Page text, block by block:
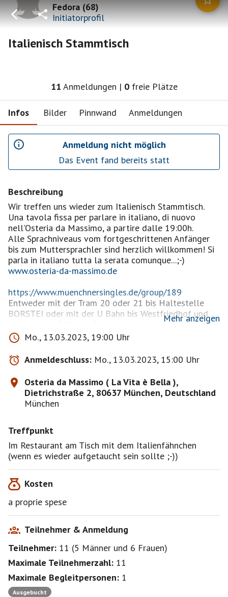
Fedora(68)
Initiatorprofil
Italienisch Stammtisch
11 Anmeldungen | 0 freie Plätze
Infos Bilder Pinnwand Anmeldungen
Anmeldung nicht möglich
Das Event fand bereits statt
Beschreibung
Wir treffen uns wieder zum Italienisch Stammtisch.
Una tavola fissa per parlare in italiano, di nuovo
nell'Osteria da Massimo, a partire dalle 19:00h.
Alle Sprachniveaus vom fortgeschrittenen Anfänger
bis zum Muttersprachler sind herzlich willkommen! Si
www.osteria-da-massimo.de
https://www.muenchnersingles.de/group/189
Entweder mit der Tram 20 oder 21 bis Haltestelle
BORSTEI oder mit der U Bahn bis Westfriedhof und
Bitte meldet Euch nur an, wenn Ihr auch sicher
kommen wollt - grazie!
Und bitte kommt nur, wenn Ihr Euch auch gesund fühlt
- grazie!
Ansonsten bitte die etwaigen aktuellen Corona-
Bestimmungen beachten.{
Mehr anzeigen
Mo., 13.03.2023, 19:00 Uhr
Anmeldeschluss: Mo., 13.03.2023, 15:00 Uhr
Osteria da Massimo ( La Vita è Bella ),
Dietrichstraße 2, 80637 München, Deutschland
München
Treffpunkt
Im Restaurant am Tisch mit dem Italienfähnchen
(wenn es wieder aufgetaucht sein sollte ;-))
Kosten
a proprie spese
Teilnehmer & Anmeldung
Teilnehmer: 11 (5 Männer und 6 Frauen)
Maximale Teilnehmerzahl: 11
Maximale Begleitpersonen: 1
Ausgebucht